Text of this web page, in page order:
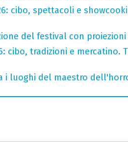
cibo, spettacoli e
del festival con
cibo, tradizioni e mercatino.
i luoghi del maestro